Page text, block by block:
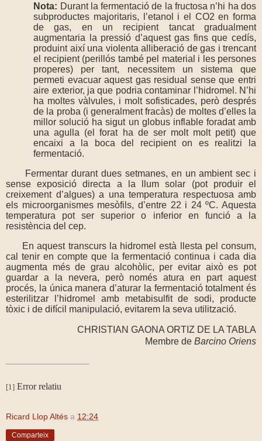
Nota: Durant la fermentació de la fructosa n’hi ha dos
subproductes majoritaris, l’etanol i el CO2 en forma
de gas, en un recipient tancat gradualment
augmentaria la pressió d’aquest gas fins que cedís,
produint així una violenta alliberació de gas i trencant
el recipient (perillós també pel material i les persones
properes) per tant, necessitem un sistema que
permeti evacuar aquest gas residual sense que entri
aire exterior, ja que podria contaminar l’hidromel. N’hi
ha moltes vàlvules, i molt sofisticades, però després
de la proba (i generalment fracàs) de moltes d’elles la
millor solució ha sigut un globus inflable foradat amb
una agulla (el forat ha de ser molt molt petit) que
encaixi a la boca del recipient on es realitzi la
fermentació.
Fermentar durant dues setmanes, en un ambient sec i
sense exposició directa a la llum solar (pot produir el
creixement d’algues) a una temperatura respectuosa amb
els microorganismes mesòfils, d’entre 22 i 24 ºC. Aquesta
temperatura pot ser superior o inferior en funció a la
resistència del cep.
En aquest transcurs la hidromel està llesta pel consum,
cal tenir en compte que la fermentació continua i cada dia
augmenta més de grau alcohòlic, per evitar això es pot
guardar a la nevera, però només atura en part aquest
procés, la única manera d’aturar la fermentació totalment és
esterilitzar l’hidromel amb metabisulfit de sodi, producte
tòxic i de difícil manipulació, evitarem la seva utilització.
CHRISTIAN GAONA ORTIZ DE LA TABLA
Membre de Barcino Oriens
[1] Error relatiu
Ricard Llop Altés a 12:24
Comparteix